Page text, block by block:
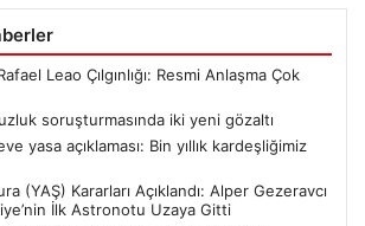
Leao Çılgınlığı: Resmi Anlaşma Çok
soruşturmasında iki yeni gözaltı
yasa açıklaması: Bin yıllık kardeşliğimiz
(YAŞ) Kararları Açıklandı: Alper Gezeravcı
İlk Astronotu Uzaya Gitti